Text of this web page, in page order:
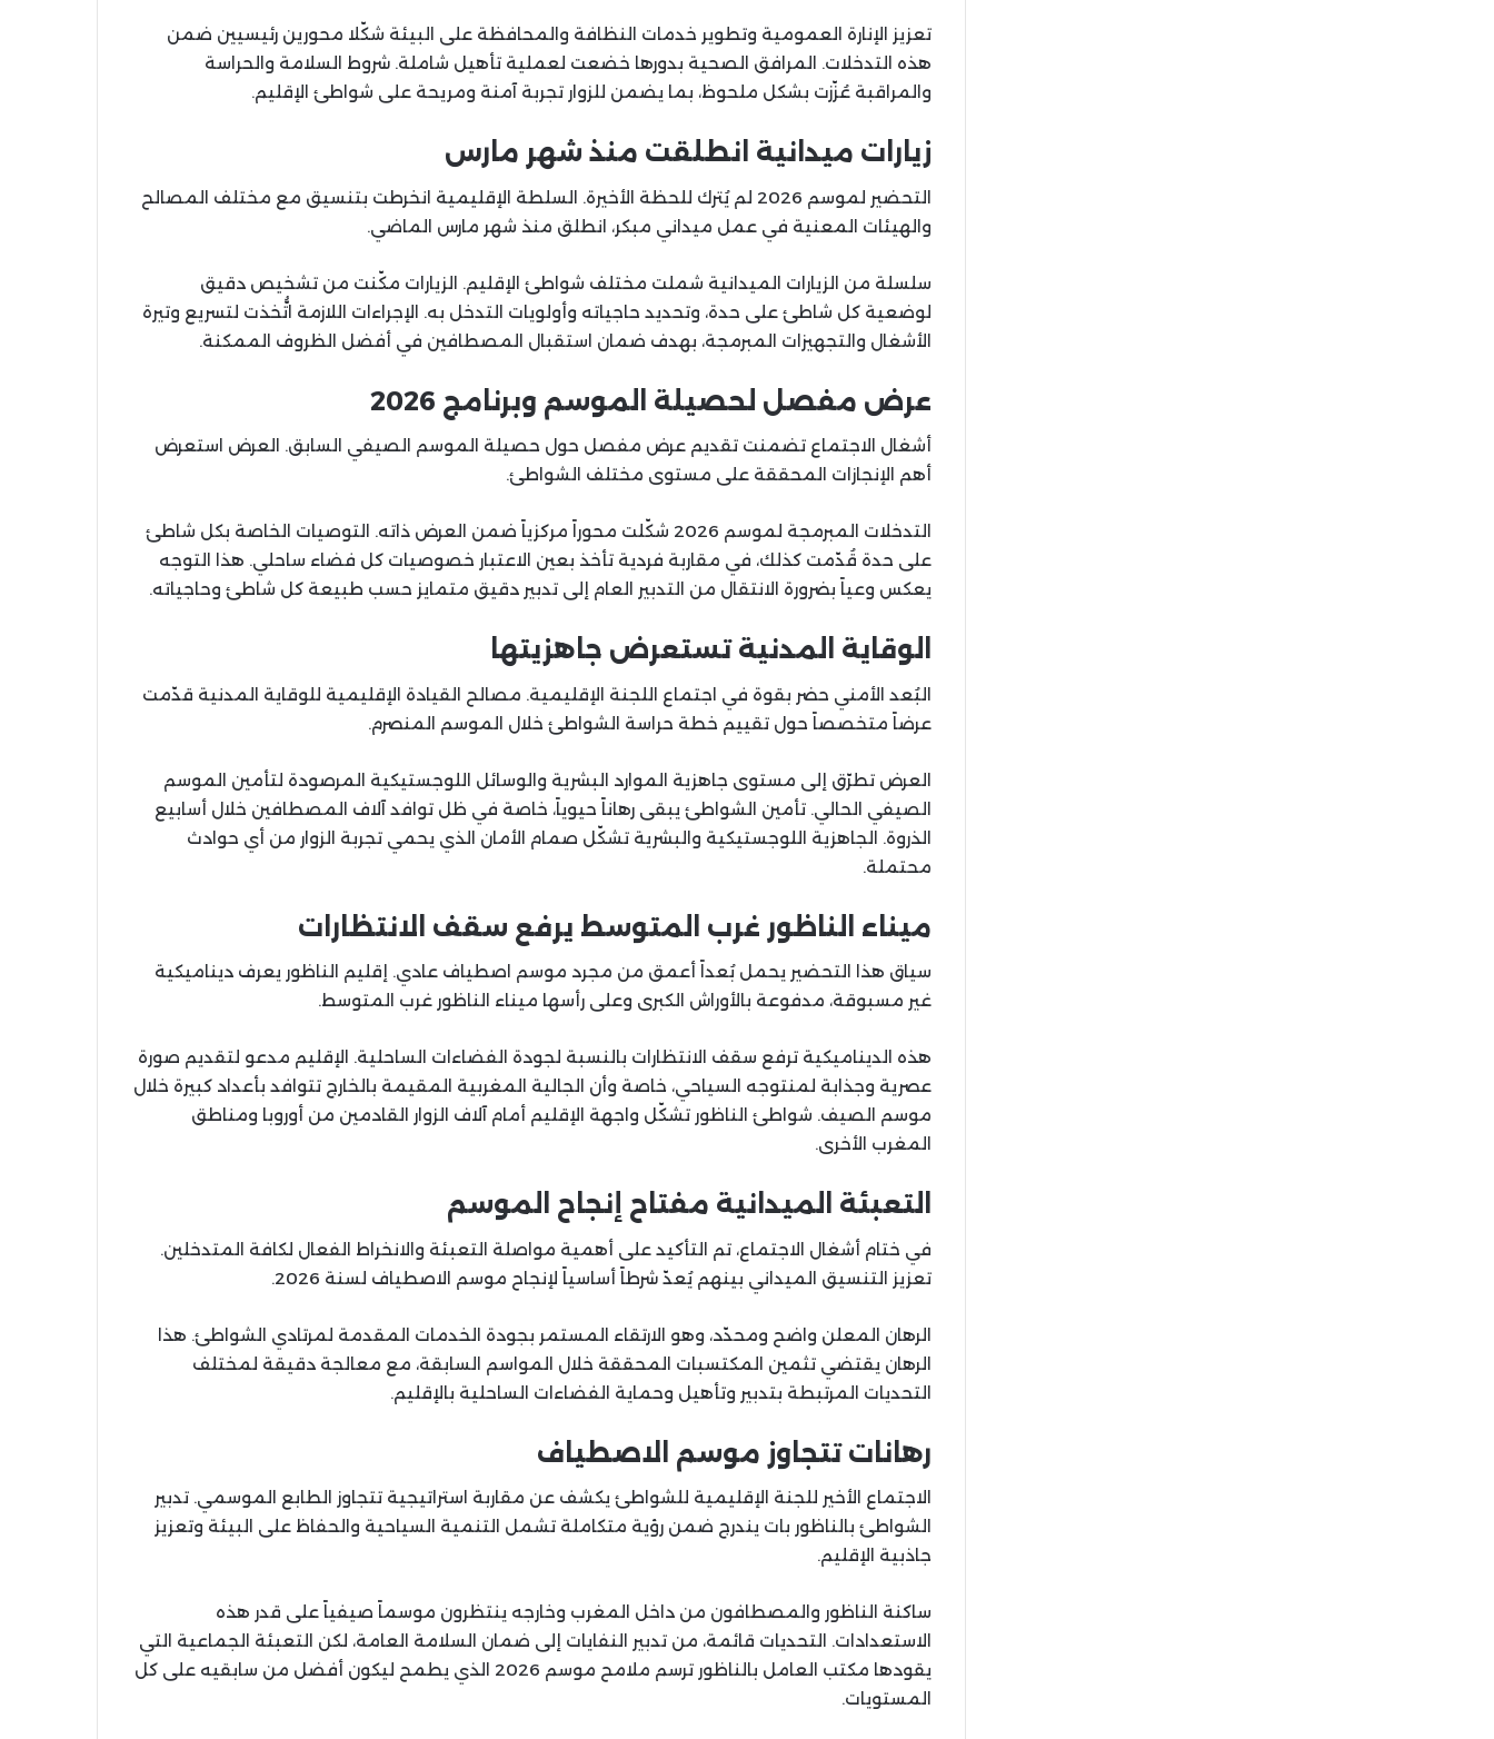
تعزيز الإنارة العمومية وتطوير خدمات النظافة والمحافظة على البيئة شكّلا محورين رئيسيين ضمن
هذه التدخلات. المرافق الصحية بدورها خضعت لعملية تأهيل شاملة. شروط السلامة والحراسة
والمراقبة عُزّزت بشكل ملحوظ، بما يضمن للزوار تجربة آمنة ومريحة على شواطئ الإقليم.
زيارات ميدانية انطلقت منذ شهر مارس
التحضير لموسم 2026 لم يُترك للحظة الأخيرة. السلطة الإقليمية انخرطت بتنسيق مع مختلف المصالح
والهيئات المعنية في عمل ميداني مبكر، انطلق منذ شهر مارس الماضي.
سلسلة من الزيارات الميدانية شملت مختلف شواطئ الإقليم. الزيارات مكّنت من تشخيص دقيق
لوضعية كل شاطئ على حدة، وتحديد حاجياته وأولويات التدخل به. الإجراءات اللازمة اتُّخذت لتسريع وتيرة
الأشغال والتجهيزات المبرمجة، بهدف ضمان استقبال المصطافين في أفضل الظروف الممكنة.
عرض مفصل لحصيلة الموسم وبرنامج 2026
أشغال الاجتماع تضمنت تقديم عرض مفصل حول حصيلة الموسم الصيفي السابق. العرض استعرض
أهم الإنجازات المحققة على مستوى مختلف الشواطئ.
التدخلات المبرمجة لموسم 2026 شكّلت محوراً مركزياً ضمن العرض ذاته. التوصيات الخاصة بكل شاطئ
على حدة قُدّمت كذلك، في مقاربة فردية تأخذ بعين الاعتبار خصوصيات كل فضاء ساحلي. هذا التوجه
يعكس وعياً بضرورة الانتقال من التدبير العام إلى تدبير دقيق متمايز حسب طبيعة كل شاطئ وحاجياته.
الوقاية المدنية تستعرض جاهزيتها
البُعد الأمني حضر بقوة في اجتماع اللجنة الإقليمية. مصالح القيادة الإقليمية للوقاية المدنية قدّمت
عرضاً متخصصاً حول تقييم خطة حراسة الشواطئ خلال الموسم المنصرم.
العرض تطرّق إلى مستوى جاهزية الموارد البشرية والوسائل اللوجستيكية المرصودة لتأمين الموسم
الصيفي الحالي. تأمين الشواطئ يبقى رهاناً حيوياً، خاصة في ظل توافد آلاف المصطافين خلال أسابيع
الذروة. الجاهزية اللوجستيكية والبشرية تشكّل صمام الأمان الذي يحمي تجربة الزوار من أي حوادث
محتملة.
ميناء الناظور غرب المتوسط يرفع سقف الانتظارات
سياق هذا التحضير يحمل بُعداً أعمق من مجرد موسم اصطياف عادي. إقليم الناظور يعرف ديناميكية
غير مسبوقة، مدفوعة بالأوراش الكبرى وعلى رأسها ميناء الناظور غرب المتوسط.
هذه الديناميكية ترفع سقف الانتظارات بالنسبة لجودة الفضاءات الساحلية. الإقليم مدعو لتقديم صورة
عصرية وجذابة لمنتوجه السياحي، خاصة وأن الجالية المغربية المقيمة بالخارج تتوافد بأعداد كبيرة خلال
موسم الصيف. شواطئ الناظور تشكّل واجهة الإقليم أمام آلاف الزوار القادمين من أوروبا ومناطق
المغرب الأخرى.
التعبئة الميدانية مفتاح إنجاح الموسم
في ختام أشغال الاجتماع، تم التأكيد على أهمية مواصلة التعبئة والانخراط الفعال لكافة المتدخلين.
تعزيز التنسيق الميداني بينهم يُعدّ شرطاً أساسياً لإنجاح موسم الاصطياف لسنة 2026.
الرهان المعلن واضح ومحدّد، وهو الارتقاء المستمر بجودة الخدمات المقدمة لمرتادي الشواطئ. هذا
الرهان يقتضي تثمين المكتسبات المحققة خلال المواسم السابقة، مع معالجة دقيقة لمختلف
التحديات المرتبطة بتدبير وتأهيل وحماية الفضاءات الساحلية بالإقليم.
رهانات تتجاوز موسم الاصطياف
الاجتماع الأخير للجنة الإقليمية للشواطئ يكشف عن مقاربة استراتيجية تتجاوز الطابع الموسمي. تدبير
الشواطئ بالناظور بات يندرج ضمن رؤية متكاملة تشمل التنمية السياحية والحفاظ على البيئة وتعزيز
جاذبية الإقليم.
ساكنة الناظور والمصطافون من داخل المغرب وخارجه ينتظرون موسماً صيفياً على قدر هذه
الاستعدادات. التحديات قائمة، من تدبير النفايات إلى ضمان السلامة العامة، لكن التعبئة الجماعية التي
يقودها مكتب العامل بالناظور ترسم ملامح موسم 2026 الذي يطمح ليكون أفضل من سابقيه على كل
المستويات.